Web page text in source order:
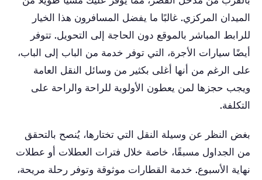
الميدان المركزي. غالبًا ما يفضل المسافرون هذا الخيار
للرابط المباشر بالموقع دون الحاجة إلى التحويل. تتوفر
أيضًا سيارات الأجرة، التي توفر خدمة من الباب إلى الباب،
على الرغم من أنها أغلى بكثير من وسائل النقل العامة
ويجب حجزها لمن يعطون الأولوية للراحة والراحة على
التكلفة.
بغض النظر عن وسيلة النقل التي تختارها، يُنصح بالتحقق
من الجداول مسبقًا، خاصة خلال فترات العطلات أو عطلات
نهاية الأسبوع. خدمة القطارات موثوقة وتوفر رحلة مريحة،